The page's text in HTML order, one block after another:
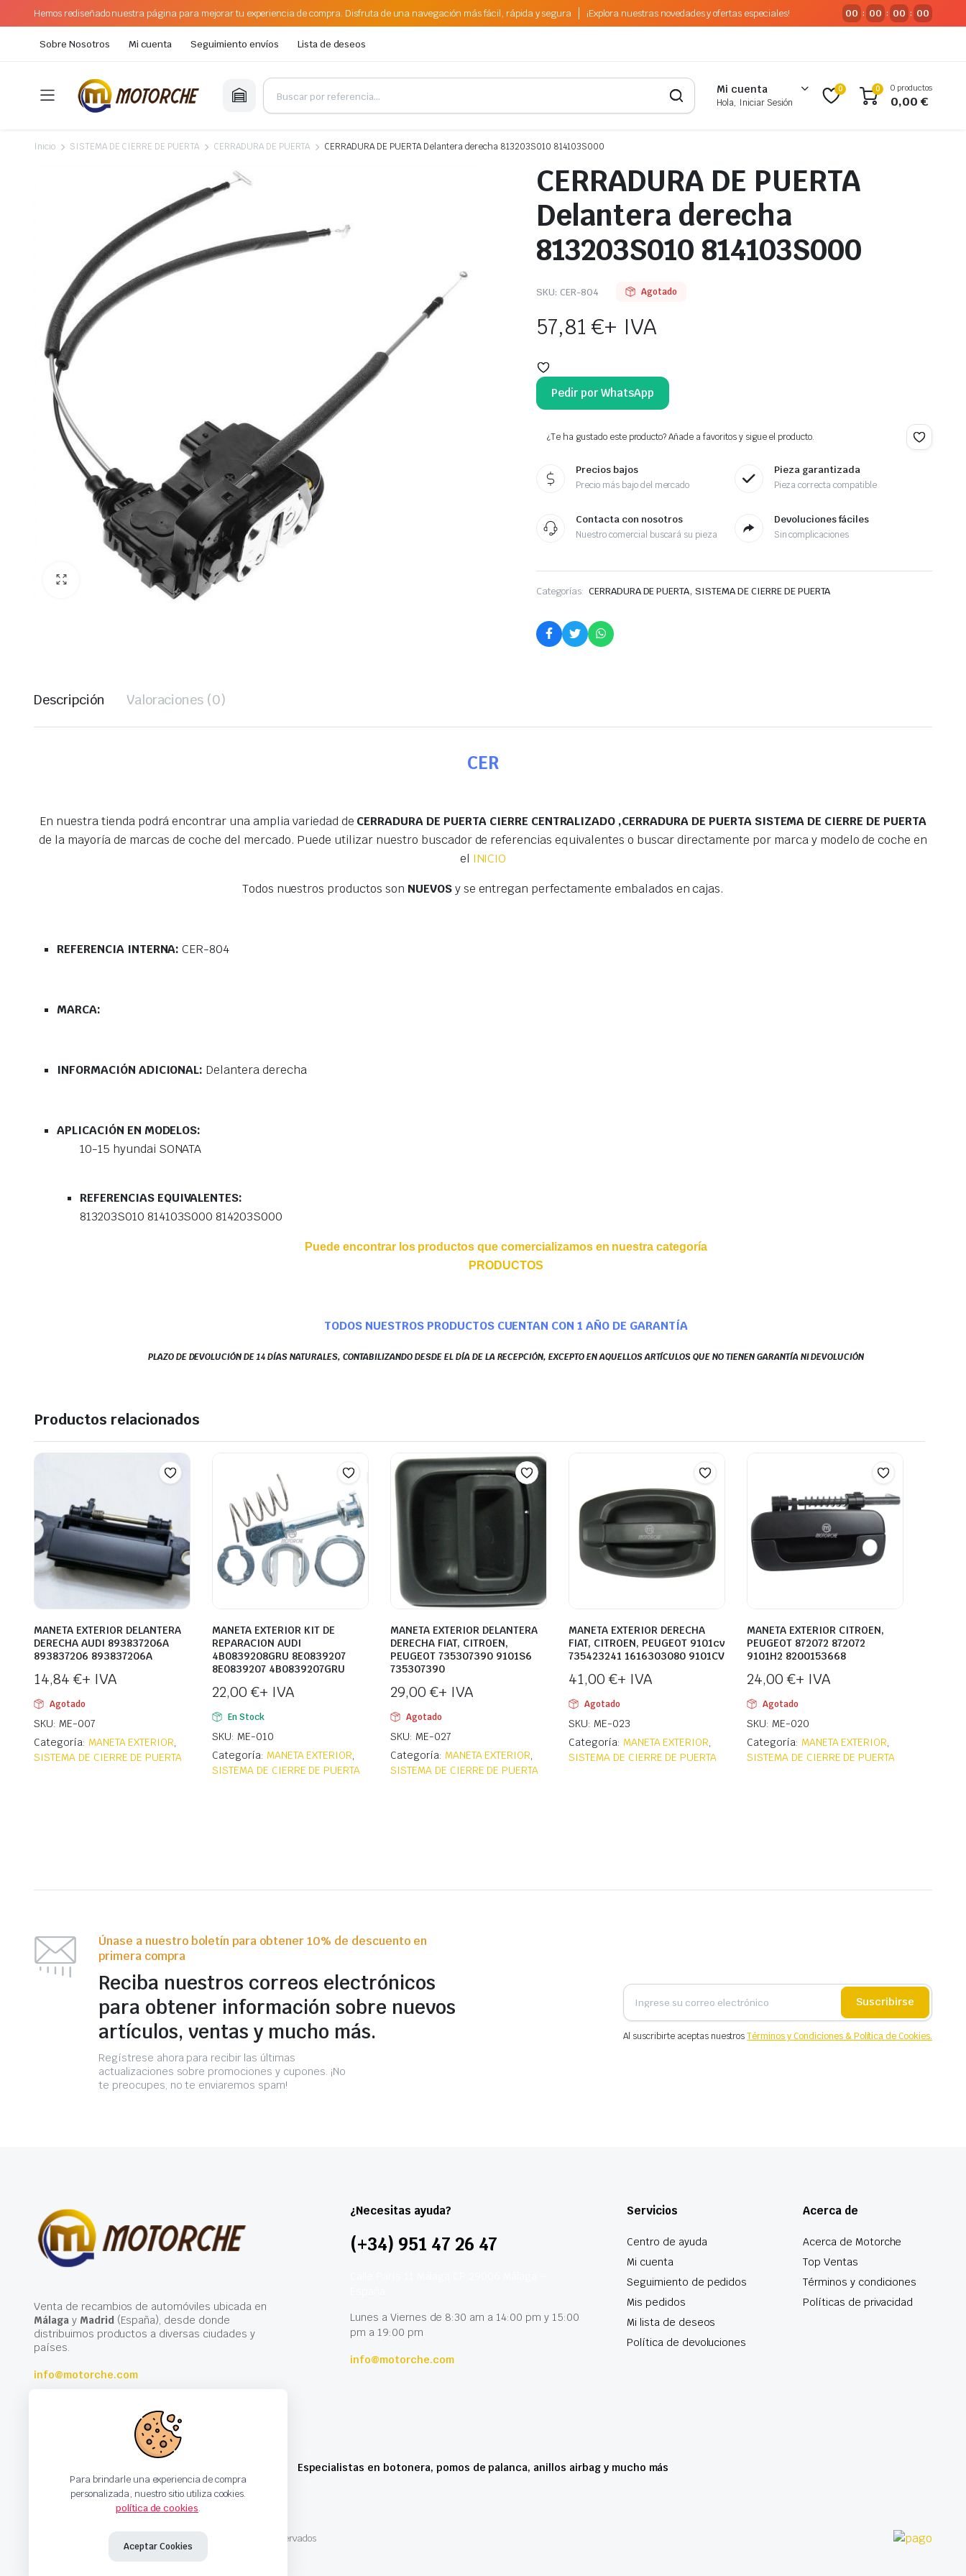
Hemos rediseñado nuestra página para mejorar tu experiencia de compra. Disfruta de una navegación más fácil, rápida y segura ¡Explora nuestras novedades y ofertas especiales! 00 : 00 : 00 : 00
Sobre Nosotros Mi cuenta Seguimiento envíos Lista de deseos
Mi cuenta
Hola, Iniciar Sesión
0 0 0 productos
0,00€
Inicio SISTEMA DE CIERRE DE PUERTA CERRADURA DE PUERTA CERRADURA DE PUERTA Delantera derecha 813203S010 814103S000
CERRADURA DE PUERTA
Delantera derecha
813203S010 814103S000
SKU: CER-804 Agotado
57,81€+ IVA
Pedir por WhatsApp
¿Te ha gustado este producto? Añade a favoritos y sigue el producto.
Precios bajos
Precio más bajo del mercado
Pieza garantizada
Pieza correcta compatible
Contacta con nosotros
Nuestro comercial buscará su pieza
Devoluciones fáciles
Sin complicaciones
Categorías: CERRADURA DE PUERTA, SISTEMA DE CIERRE DE PUERTA
Descripción Valoraciones (0)
CER
En nuestra tienda podrá encontrar una amplia variedad de CERRADURA DE PUERTA CIERRE CENTRALIZADO ,CERRADURA DE PUERTA SISTEMA DE CIERRE DE PUERTA
de la mayoría de marcas de coche del mercado. Puede utilizar nuestro buscador de referencias equivalentes o buscar directamente por marca y modelo de coche en
el INICIO
Todos nuestros productos son NUEVOSy se entregan perfectamente embalados en cajas.
REFERENCIA INTERNA:CER-804
MARCA:
INFORMACIÓN ADICIONAL: Delantera derecha
APLICACIÓN EN MODELOS:
10-15 hyundai SONATA
REFERENCIAS EQUIVALENTES:
813203S010 814103S000 814203S000
Puede encontrar los productos que comercializamos en nuestra categoría
PRODUCTOS
TODOS NUESTROS PRODUCTOS CUENTAN CON 1 AÑO DE GARANTÍA
PLAZO DE DEVOLUCIÓN DE 14 DÍAS NATURALES, CONTABILIZANDO DESDE EL DÍA DE LA RECEPCIÓN, EXCEPTO EN AQUELLOS ARTÍCULOS QUE NO TIENEN GARANTÍA NI DEVOLUCIÓN
Productos relacionados
MANETA EXTERIOR DELANTERA
DERECHA AUDI 893837206A
893837206 893837206A
14,84 €+ IVA
Agotado
SKU: ME-007
Categoría: MANETA EXTERIOR,
SISTEMA DE CIERRE DE PUERTA
MANETA EXTERIOR KIT DE
REPARACION AUDI
4B0839208GRU 8E0839207
8E0839207 4B0839207GRU
22,00 €+ IVA
En Stock
SKU: ME-010
Categoría: MANETA EXTERIOR,
SISTEMA DE CIERRE DE PUERTA
MANETA EXTERIOR DELANTERA
DERECHA FIAT, CITROEN,
PEUGEOT 735307390 9101S6
735307390
29,00 €+ IVA
Agotado
SKU: ME-027
Categoría: MANETA EXTERIOR,
SISTEMA DE CIERRE DE PUERTA
MANETA EXTERIOR DERECHA
FIAT, CITROEN, PEUGEOT 9101cv
735423241 1616303080 9101CV
41,00 €+ IVA
Agotado
SKU: ME-023
Categoría: MANETA EXTERIOR,
SISTEMA DE CIERRE DE PUERTA
MANETA EXTERIOR CITROEN,
PEUGEOT 872072 872072
9101H2 8200153668
24,00 €+ IVA
Agotado
SKU: ME-020
Categoría: MANETA EXTERIOR,
SISTEMA DE CIERRE DE PUERTA
Únase a nuestro boletín para obtener 10% de descuento en
primera compra
Reciba nuestros correos electrónicos
para obtener información sobre nuevos
artículos, ventas y mucho más.
Regístrese ahora para recibir las últimas
actualizaciones sobre promociones y cupones. ¡No
te preocupes, no te enviaremos spam!
Suscribirse
Al suscribirte aceptas nuestrosTérminos y Condiciones & Política de Cookies.
Venta de recambios de automóviles ubicada en
Málagay Madrid(España), desde donde
distribuimos productos a diversas ciudades y
países.
info@motorche.com
¿Necesitas ayuda?
(+34) 951 47 26 47
Lunes a Viernes de 8:30 am a 14:00 pm y 15:00
pm a 19:00 pm
info@motorche.com
Servicios
Centro de ayuda
Mi cuenta
Seguimiento de pedidos
Mis pedidos
Mi lista de deseos
Política de devoluciones
Acerca de
Acerca de Motorche
Top Ventas
Términos y condiciones
Políticas de privacidad
Especialistas en botonera, pomos de palanca, anillos airbag y mucho más
Copyright 2024 © Motorche Autoparts. Todos los derechos reservados
Para brindarle una experiencia de compra
personalizada, nuestro sitio utiliza cookies.
política de cookies.
Aceptar Cookies